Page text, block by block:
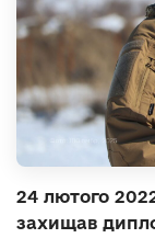
24 лютого
захищав